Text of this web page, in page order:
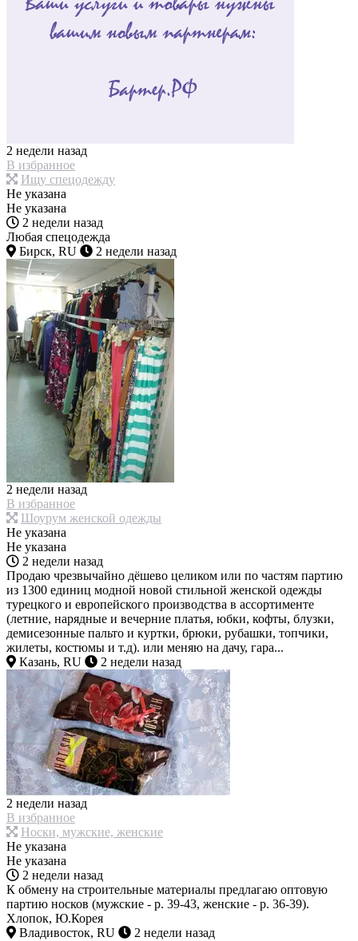
2 недели назад
В избранное
Ищу спецодежду
Не указана
Не указана
2 недели назад
Любая спецодежда
Бирск, RU
2 недели назад
2 недели назад
В избранное
Шоурум женской одежды
Не указана
Не указана
2 недели назад
Продаю чрезвычайно дёшево целиком или по частям партию
из 1300 единиц модной новой стильной женской одежды
турецкого и европейского производства в ассортименте
(летние, нарядные и вечерние платья, юбки, кофты, блузки,
демисезонные пальто и куртки, брюки, рубашки, топчики,
жилеты, костюмы и т.д). или меняю на дачу, гара...
Казань, RU
2 недели назад
2 недели назад
В избранное
Носки, мужские, женские
Не указана
Не указана
2 недели назад
К обмену на строительные материалы предлагаю оптовую
партию носков (мужские - р. 39-43, женские - р. 36-39).
Хлопок, Ю.Корея
Владивосток, RU
2 недели назад